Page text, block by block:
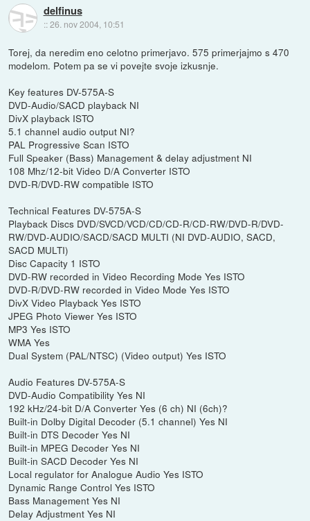
delfinus
::26. nov 2004, 10:51
Torej, da neredim eno celotno primerjavo. 575 primerjajmo s 470
modelom. Potem pa se vi povejte svoje izkusnje.
Key features DV-575A-S
DVD-Audio/SACD playback NI
DivX playback ISTO
5.1 channel audio output NI?
PAL Progressive Scan ISTO
Full Speaker (Bass) Management & delay adjustment NI
108 Mhz/12-bit Video D/A Converter ISTO
DVD-R/DVD-RW compatible ISTO
Technical Features DV-575A-S
Playback Discs DVD/SVCD/VCD/CD/CD-R/CD-RW/DVD-R/DVD-
RW/DVD-AUDIO/SACD/SACD MULTI (NI DVD-AUDIO, SACD,
SACD MULTI)
Disc Capacity 1 ISTO
DVD-RW recorded in Video Recording Mode Yes ISTO
DVD-R/DVD-RW recorded in Video Mode Yes ISTO
DivX Video Playback Yes ISTO
JPEG Photo Viewer Yes ISTO
MP3 Yes ISTO
WMA Yes
Dual System (PAL/NTSC) (Video output) Yes ISTO
Audio Features DV-575A-S
DVD-Audio Compatibility Yes NI
192 kHz/24-bit D/A Converter Yes (6 ch) NI (6ch)?
Built-in Dolby Digital Decoder (5.1 channel) Yes NI
Built-in DTS Decoder Yes NI
Built-in MPEG Decoder Yes NI
Built-in SACD Decoder Yes NI
Local regulator for Analogue Audio Yes ISTO
Dynamic Range Control Yes ISTO
Bass Management Yes NI
Delay Adjustment Yes NI